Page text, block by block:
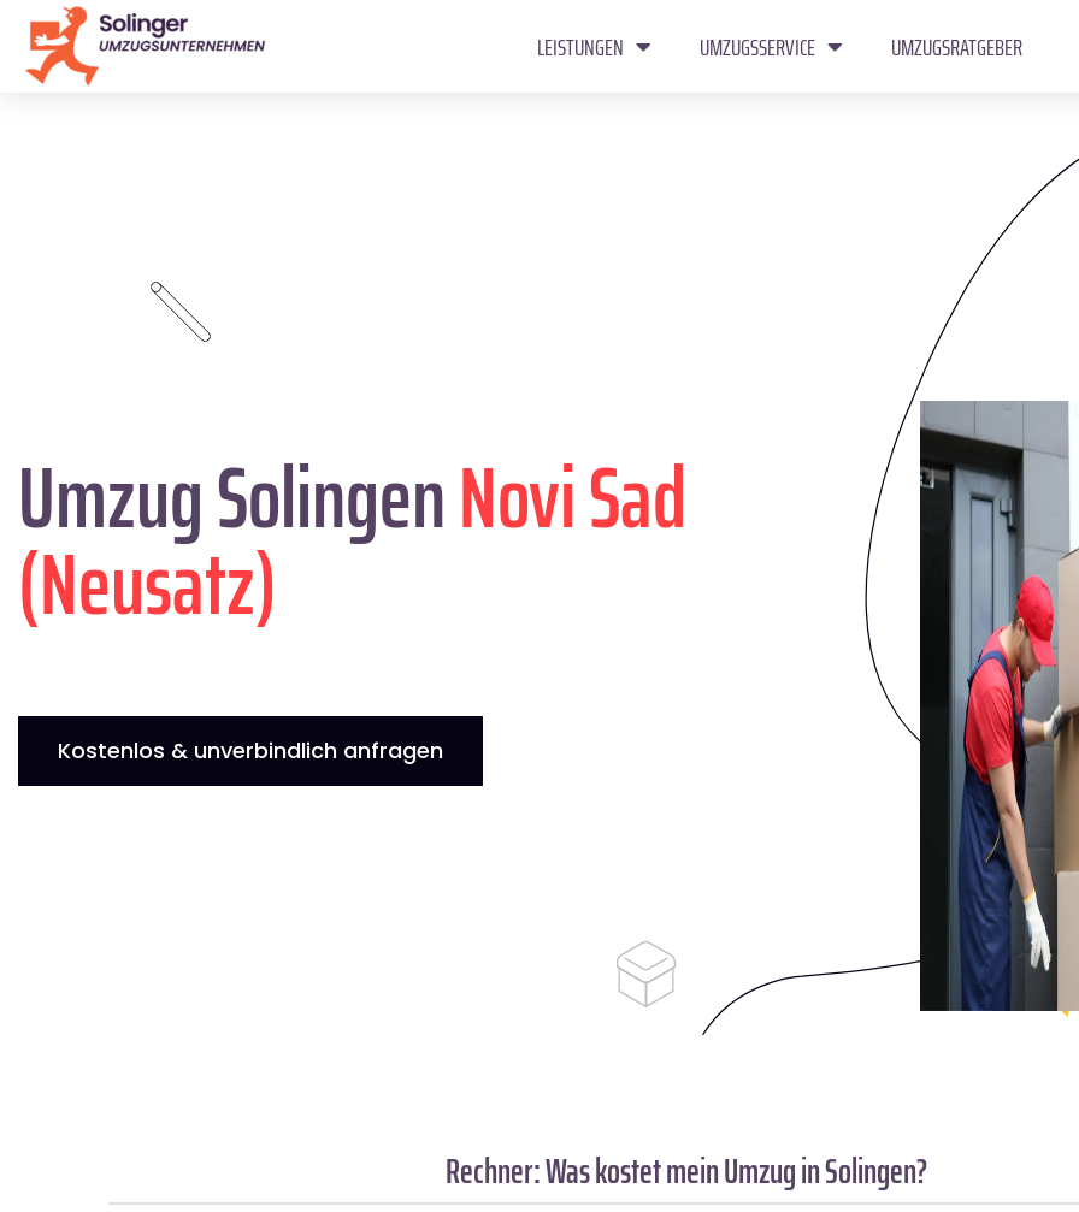
LEISTUNGEN UMZUGSSERVICE UMZUGSRATGEBER
Umzug SolingenNovi Sad
(Neusatz)
Kostenlos & unverbindlich anfragen
Rechner: Was kostet mein Umzug in Solingen?